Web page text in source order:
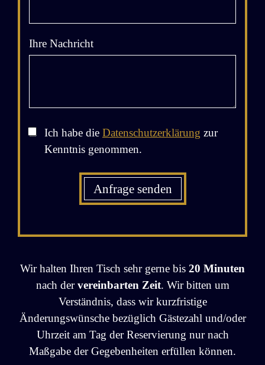
Ihre Nachricht
Ich habe die Datenschutzerklärung zur
Kenntnis genommen.
Anfrage senden
l
e
a
i
Wir halten Ihren Tisch sehr gerne bis 20 Minuten
nach dervereinbarten Zeit. Wir bitten um
Verständnis, dass wir kurzfristige
Änderungswünsche bezüglich Gästezahl und/oder
Uhrzeit am Tag der Reservierung nur nach
Maßgabe der Gegebenheiten erfüllen können.